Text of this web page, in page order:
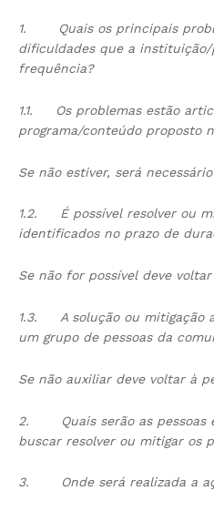
1.
Quais os principais
dificuldades que a
frequência?
1.1.
Os problemas estão
programa/conteúdo proposto
Se não estiver, será
1.2. É possível resolver ou
identificados no prazo de
Se não for possível deve
1.3. A solução ou mitigação
um grupo de pessoas da
Se não auxiliar deve voltar à
2.
Quais serão as
buscar resolver ou mitigar os
3. Onde será realizada a